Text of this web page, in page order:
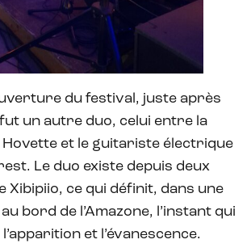
du festival, juste après
un autre duo, celui entre la
et le guitariste électrique
Le duo existe depuis deux
Xibipiio, ce qui définit, dans une
bord de l’Amazone, l’instant qui
et l’évanescence.